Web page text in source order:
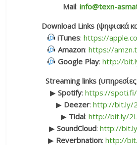
Mail:info@texn-
Download Links (ψηφιακά
iTunes:https://
Amazon: https://
Google Play: http://
Streaming links
▶Spotify:https://spoti.fi/
▶ Deezer:http://bit.ly/
▶ Tidal:http://bit.ly/
▶SoundCloud:http://
▶ Reverbnation: http://